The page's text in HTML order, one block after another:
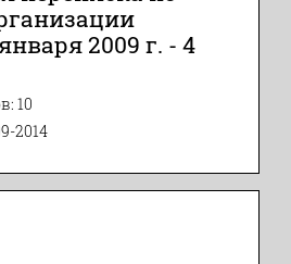
2009 г. - 4
10
2014